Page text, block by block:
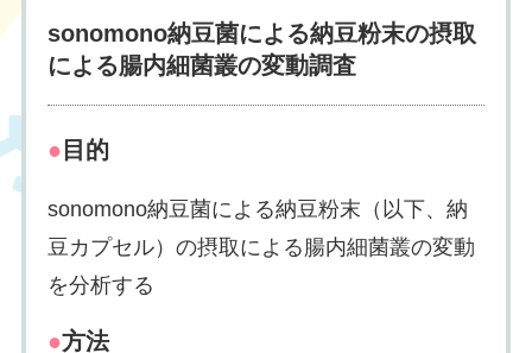
sonomono納豆菌による納豆粉末の摂取
による腸内細菌叢の変動調査
● 目的
sonomono納豆菌による納豆粉末（以下、納
豆カプセル）の摂取による腸内細菌叢の変動
を分析する
●方法